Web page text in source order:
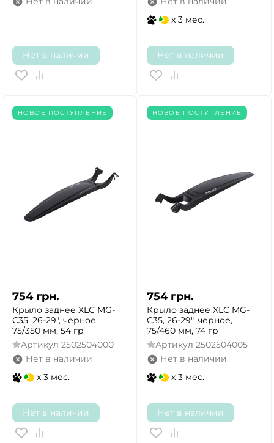
Нет в наличии
x 3 мес.
Нет в наличии
НОВОЕ ПОСТУПЛЕНИЕ
754 грн.
Крыло заднее XLC MG-
C35, 26-29", черное,
75/350 мм, 54 гр
Артикул 2502504000
Нет в наличии
x 3 мес.
Нет в наличии
НОВОЕ ПОСТУПЛЕНИЕ
754 грн.
Крыло заднее XLC MG-
C35, 26-29", черное,
75/460 мм, 74 гр
Артикул 2502504005
Нет в наличии
x 3 мес.
Нет в наличии